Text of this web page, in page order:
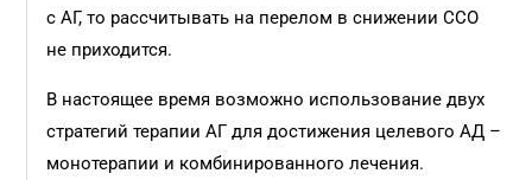
с АГ, то рассчитывать на перелом в снижении ССО
не приходится.
В настоящее время возможно использование двух
стратегий терапии АГ для достижения целевого АД –
монотерапии и комбинированного лечения.